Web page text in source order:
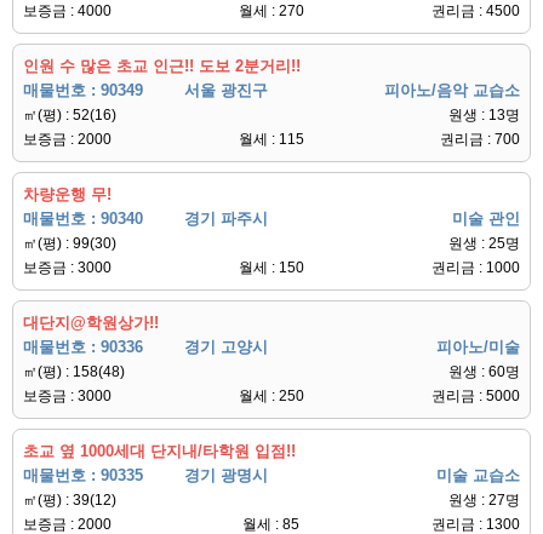
보증금 : 4000
월세 : 270 권리금 : 4500
인원 수 많은 초교 인근!! 도보 2분거리!!
매물번호 : 90349
서울 광진구 피아노/음악 교습소
㎡(평) : 52(16)
원생 : 13명
보증금 : 2000
월세 : 115 권리금 : 700
차량운행 무!
매물번호 : 90340
경기 파주시 미술 관인
㎡(평) : 99(30)
원생 : 25명
보증금 : 3000
월세 : 150 권리금 : 1000
대단지@학원상가!!
매물번호 : 90336
경기 고양시 피아노/미술
㎡(평) : 158(48)
원생 : 60명
보증금 : 3000
월세 : 250 권리금 : 5000
초교 옆 1000세대 단지내/타학원 입점!!
매물번호 : 90335
경기 광명시 미술 교습소
㎡(평) : 39(12)
원생 : 27명
보증금 : 2000
월세 : 85 권리금 : 1300